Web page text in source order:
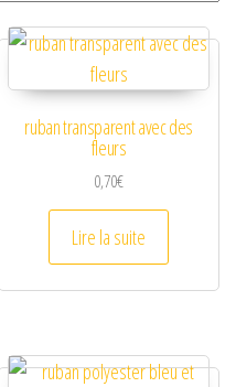
ruban transparent avec des
fleurs
0,70€
Lire la suite